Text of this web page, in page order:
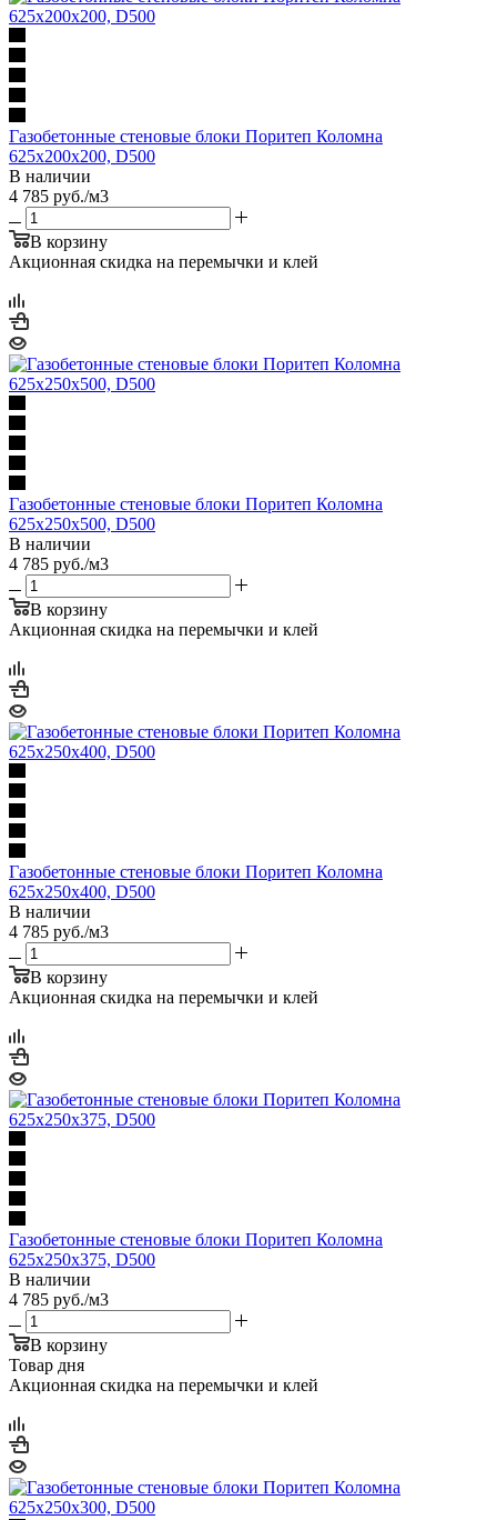
Газобетонные стеновые блоки Поритеп Коломна
625х200х200, D500
В наличии
4 785 руб./м3
В корзину
Акционная скидка на перемычки и клей
Газобетонные стеновые блоки Поритеп Коломна
625х250х500, D500
В наличии
4 785 руб./м3
В корзину
Акционная скидка на перемычки и клей
Газобетонные стеновые блоки Поритеп Коломна
625х250х400, D500
В наличии
4 785 руб./м3
В корзину
Акционная скидка на перемычки и клей
Газобетонные стеновые блоки Поритеп Коломна
625х250х375, D500
В наличии
4 785 руб./м3
В корзину
Товар дня
Акционная скидка на перемычки и клей